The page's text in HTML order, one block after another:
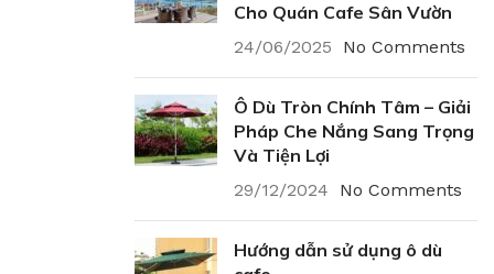
Cho Quán Cafe Sân Vườn
24/06/2025 No Comments
Ô Dù Tròn Chính Tâm – Giải
Pháp Che Nắng Sang Trọng
Và Tiện Lợi
29/12/2024 No Comments
Hướng dẫn sử dụng ô dù